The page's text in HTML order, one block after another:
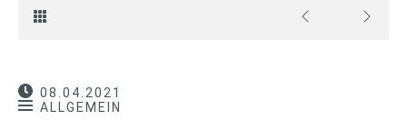
08.04.2021
ALLGEMEIN